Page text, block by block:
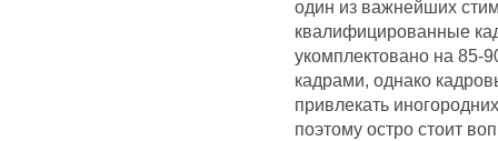
один из важнейших
квалифицированные
укомплектовано на 85-
кадрами, однако
привлекать
поэтому остро стоит